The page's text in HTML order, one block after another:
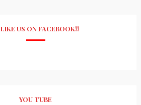
LIKE US ON FACEBOOK!!
YOU TUBE